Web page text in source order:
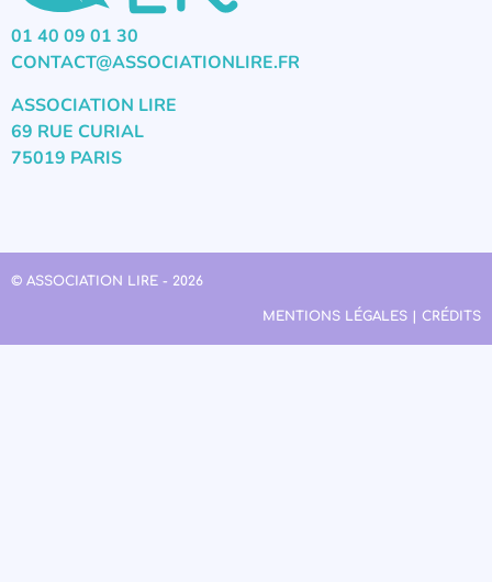
01 40 09 01 30
CONTACT@ASSOCIATIONLIRE.FR
ASSOCIATION LIRE
69 RUE CURIAL
75019 PARIS
© ASSOCIATION LIRE - 2026
MENTIONS LÉGALES | CRÉDITS